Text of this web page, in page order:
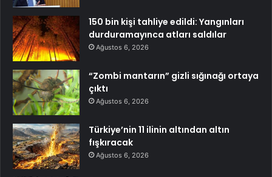
150 bin kişi tahliye edildi: Yangınları
durduramayınca atları saldılar
Ağustos 6, 2026
“Zombi mantarın” gizli sığınağı ortaya
çıktı
Ağustos 6, 2026
Türkiye’nin 11 ilinin altından altın
fışkıracak
Ağustos 6, 2026